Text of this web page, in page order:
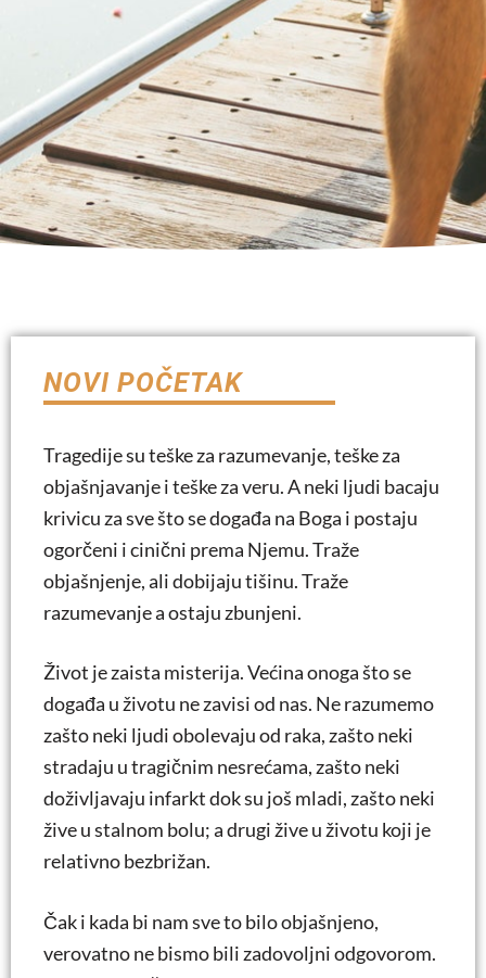
NOVI POČETAK
Tragedije su teške za razumevanje, teške za
objašnjavanje i teške za veru. A neki ljudi bacaju
krivicu za sve što se događa na Boga i postaju
ogorčeni i cinični prema Njemu. Traže
objašnjenje, ali dobijaju tišinu. Traže
razumevanje a ostaju zbunjeni.
Život je zaista misterija. Većina onoga što se
događa u životu ne zavisi od nas. Ne razumemo
zašto neki ljudi obolevaju od raka, zašto neki
stradaju u tragičnim nesrećama, zašto neki
doživljavaju infarkt dok su još mladi, zašto neki
žive u stalnom bolu; a drugi žive u životu koji je
relativno bezbrižan.
Čak i kada bi nam sve to bilo objašnjeno,
verovatno ne bismo bili zadovoljni odgovorom.